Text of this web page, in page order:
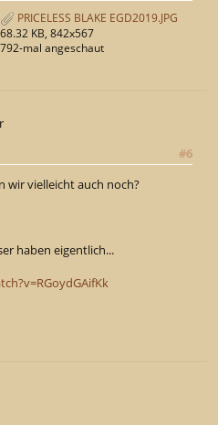
PRICELESS BLAKE EGD2019.JPG
68.32 KB, 842x567
792-mal angeschaut
#6
wir vielleicht auch noch?
haben eigentlich...